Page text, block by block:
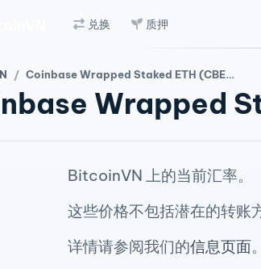
兑换 质押
Coinbase Wrapped Staked ETH (CBETH) 行情
Wrapped
BitcoinVN 上的当前汇率。
这些价格不包括潜在的转账
详情请参阅我们的信息页面。